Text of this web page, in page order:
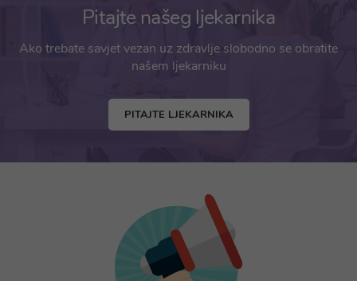
Pitajte našeg ljekarnika
Ako trebate savjet vezan uz zdravlje slobodno se obratite
našem ljekarniku
PITAJTE LJEKARNIKA